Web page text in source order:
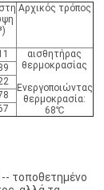
Αρχικός τρόπος
αισθητήρας
θερμοκρασίας
Ενεργοποιώντας
θερμοκρασία:
68℃
τοποθετημένο